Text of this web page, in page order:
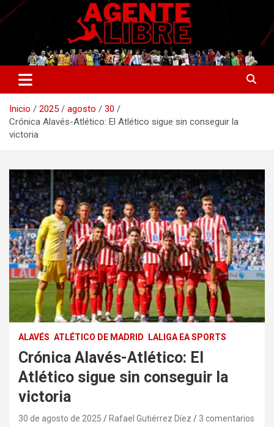
Saltar
al
Agente Libre Digital
La nueva generación del periodismo deportivo.
Inicio 2025 agosto
30
Crónica Alavés-Atlético: El Atlético sigue sin conseguir la
victoria
ALAVÉS ATLÉTICO DE MADRID LALIGA EA SPORTS
Crónica Alavés-Atlético: El
Atlético sigue sin conseguir la
victoria
30 de agosto de 2025 Rafael Gutiérrez Díez 3 comentarios